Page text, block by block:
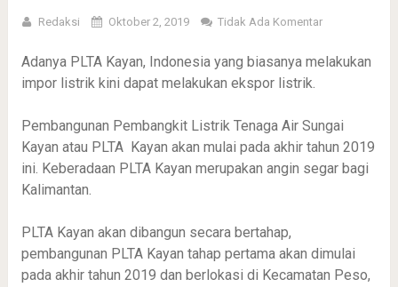
Redaksi Oktober 2, 2019 Tidak Ada Komentar
Adanya PLTA Kayan, Indonesia yang biasanya melakukan
impor listrik kini dapat melakukan ekspor listrik.
Pembangunan Pembangkit Listrik Tenaga Air Sungai
Kayan atau PLTA Kayan akan mulai pada akhir tahun 2019
ini. Keberadaan PLTA Kayan merupakan angin segar bagi
Kalimantan.
PLTA Kayan akan dibangun secara bertahap,
pembangunan PLTA Kayan tahap pertama akan dimulai
pada akhir tahun 2019 dan berlokasi di Kecamatan Peso,